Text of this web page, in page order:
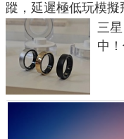
蹤，延遲極低玩模擬
三
中